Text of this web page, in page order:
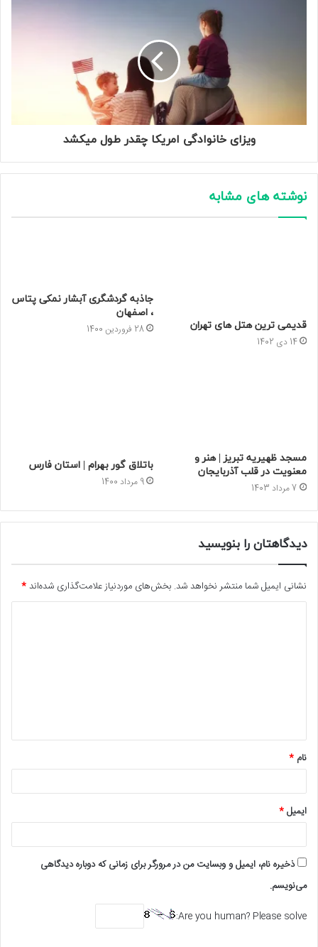
ویزای خانوادگی امریکا چقدر طول میکشد
نوشته های مشابه
قدیمی ترین هتل های تهران
14 دی 1402
جاذبه گردشگری آبشار نمکی پتاس
، اصفهان
28 فروردین 1400
مسجد ظهیریه تبریز | هنر و
معنویت در قلب آذربایجان
7 مرداد 1403
باتلاق گور بهرام | استان فارس
9 مرداد 1400
دیدگاهتان را بنویسید
نشانی ایمیل شما منتشر نخواهد شد. بخش‌های موردنیاز علامت‌گذاری شده‌اند*
*
نام *
ایمیل*
ذخیره نام، ایمیل و وبسایت من در مرورگر برای زمانی که دوباره دیدگاهی
می‌نویسم.
Are you human? Please solve: